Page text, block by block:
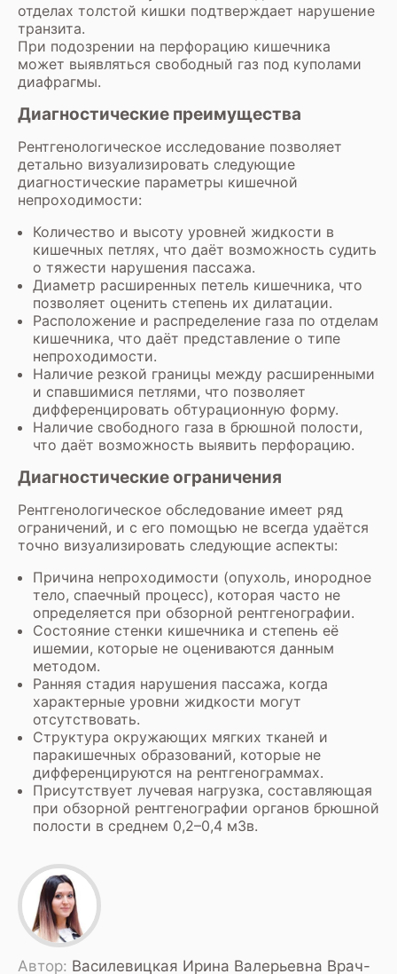
отделах толстой кишки подтверждает нарушение
транзита.
При подозрении на перфорацию кишечника
может выявляться свободный газ под куполами
диафрагмы.
Диагностические преимущества
Рентгенологическое исследование позволяет
детально визуализировать следующие
диагностические параметры кишечной
непроходимости:
Количество и высоту уровней жидкости в
кишечных петлях, что даёт возможность судить
о тяжести нарушения пассажа.
Диаметр расширенных петель кишечника, что
позволяет оценить степень их дилатации.
Расположение и распределение газа по отделам
кишечника, что даёт представление о типе
непроходимости.
Наличие резкой границы между расширенными
и спавшимися петлями, что позволяет
дифференцировать обтурационную форму.
Наличие свободного газа в брюшной полости,
что даёт возможность выявить перфорацию.
Диагностические ограничения
Рентгенологическое обследование имеет ряд
ограничений, и с его помощью не всегда удаётся
точно визуализировать следующие аспекты:
Причина непроходимости (опухоль, инородное
тело, спаечный процесс), которая часто не
определяется при обзорной рентгенографии.
Состояние стенки кишечника и степень её
ишемии, которые не оцениваются данным
методом.
Ранняя стадия нарушения пассажа, когда
характерные уровни жидкости могут
отсутствовать.
Структура окружающих мягких тканей и
паракишечных образований, которые не
дифференцируются на рентгенограммах.
Присутствует лучевая нагрузка, составляющая
при обзорной рентгенографии органов брюшной
полости в среднем 0,2–0,4 мЗв.
Автор: Василевицкая Ирина Валерьевна Врач-